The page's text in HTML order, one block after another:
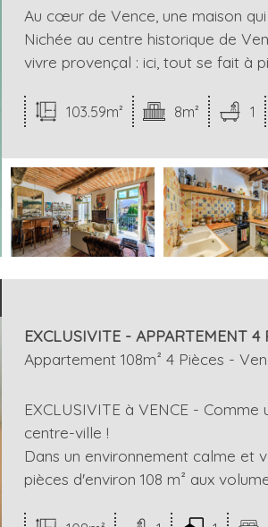
Au cœur de Vence, une maison
Nichée au centre historique de
vivre provençal : ici, tout se fait à
103.59m² 8m² 1
EXCLUSIVITE - APPARTEMENT 4
Appartement 108m² 4 Pièces -
EXCLUSIVITE à VENCE -
centre-ville !
Dans un environnement calme et
pièces d'environ 108 m² aux